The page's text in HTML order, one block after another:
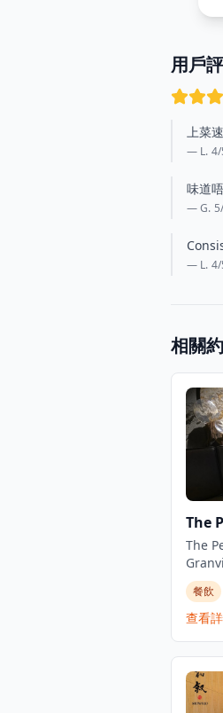
用戶
上菜
— L. 4/
味道
— G. 5
— L. 4/
相關
The
The
吧。
白色
座位
鮑魚
營業
吧場
餐飲
查看